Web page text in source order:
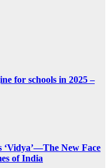
for schools in 2025 –
New Face
of India